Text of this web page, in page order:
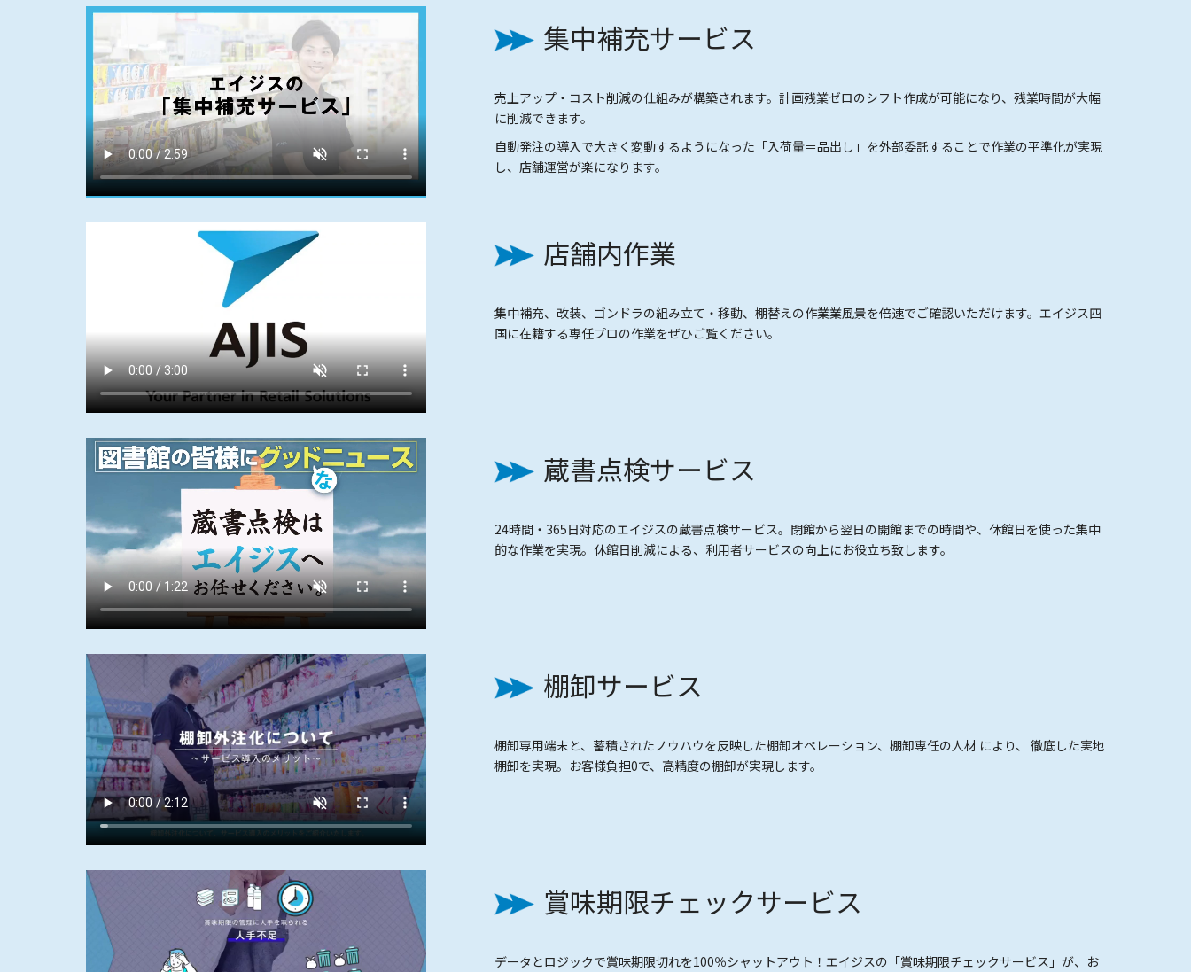
集中補充サービス
売上アップ・コスト削減の仕組みが構築されます。計画残業ゼロのシフト作成が可能になり、残業時間が大幅
に削減できます。
自動発注の導入で大きく変動するようになった「入荷量＝品出し」を外部委託することで作業の平準化が実現
し、店舗運営が楽になります。
店舗内作業
集中補充、改装、ゴンドラの組み立て・移動、棚替えの作業業風景を倍速でご確認いただけます。エイジス四
国に在籍する専任プロの作業をぜひご覧ください。
蔵書点検サービス
24時間・365日対応のエイジスの蔵書点検サービス。閉館から翌日の開館までの時間や、休館日を使った集中
的な作業を実現。休館日削減による、利用者サービスの向上にお役立ち致します。
棚卸サービス
棚卸専用端末と、蓄積されたノウハウを反映した棚卸オペレーション、棚卸専任の人材 により、 徹底した実地
棚卸を実現。お客様負担0で、高精度の棚卸が実現します。
賞味期限チェックサービス
データとロジックで賞味期限切れを100％シャットアウト！エイジスの「賞味期限チェックサービス」が、お